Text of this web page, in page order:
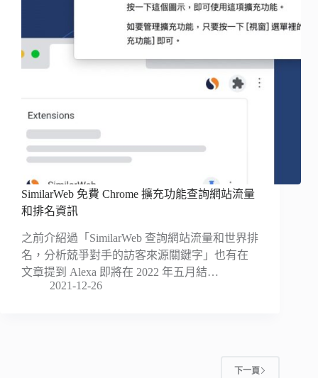
SimilarWeb 免費 Chrome 擴充功能查詢網站流量
和排名資訊
之前介紹過「SimilarWeb 查詢網站流量和世界排
名，分析兢爭對手的訪客來源關鍵字」也有在
文章提到 Alexa 即將在 2022 年五月結…
2021-12-26
下一頁